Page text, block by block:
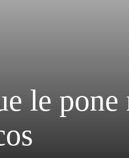
le pone